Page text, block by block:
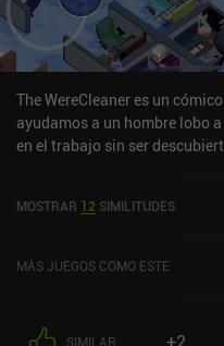
The WereCleaner es un
ayudamos a un hombre lobo
en el trabajo sin ser
jefe y trabajar en turnos
convierte en lobo. Para protegerse y proteger su identidad, Kyle se
secreto, sino también en
MOSTRAR 12 SIMILITUDES
MÁS JUEGOS COMO ESTE
SIMILAR +2